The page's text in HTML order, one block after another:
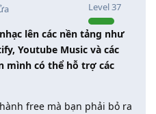
Level37
lên các nền tảng như
Youtube Music và các
mình có thể hỗ trợ các
free mà bạn phải bỏ ra